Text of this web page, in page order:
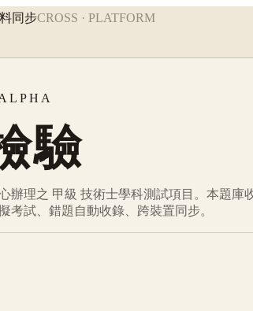
同步CROSS · PLATFORM
驗
辦理之 甲級 技術士學科測試項目。本題庫
考試、錯題自動收錄、跨裝置同步。